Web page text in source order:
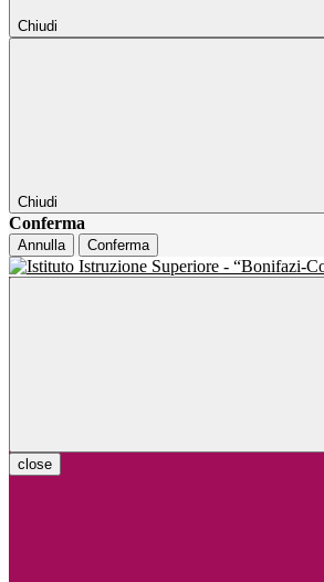
Chiudi
Chiudi
Conferma
Annulla Conferma
close